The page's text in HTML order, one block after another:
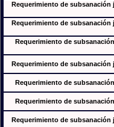
Requerimiento de
Requerimiento de
Requerimiento de
Requerimiento de subsanación
Requerimiento de
Requerimiento de
Requerimiento de subsanación